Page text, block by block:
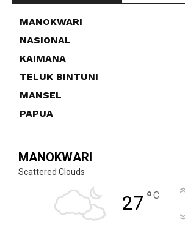
MANOKWARI
NASIONAL
KAIMANA
TELUK BINTUNI
MANSEL
PAPUA
MANOKWARI
Scattered Clouds
27 °C